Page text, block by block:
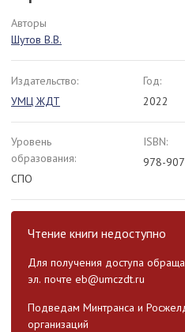
Авторы
Шутов В.В.
Издательство:
УМЦ ЖДТ
Год:
2022
Уровень
образования:
СПО
ISBN:
978-
Чтение книги недоступно
Для получения доступа
эл. почте eb@umczdt.ru
Подведам Минтранса и
организаций